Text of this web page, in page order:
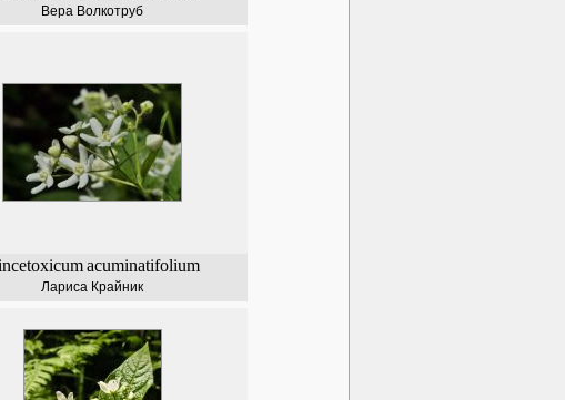
Вера Волкотруб
acuminatifolium
Лариса Крайник